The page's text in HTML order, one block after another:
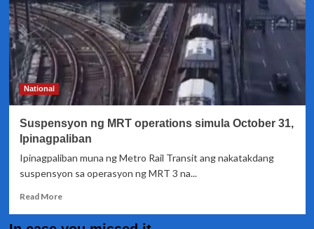
pandagat
suspendido
parin
ngayong
araw
National
Suspensyon ng MRT operations simula October 31,
Ipinagpaliban
Ipinagpaliban muna ng Metro Rail Transit ang nakatakdang
suspensyon sa operasyon ng MRT 3 na...
Read MoreRead